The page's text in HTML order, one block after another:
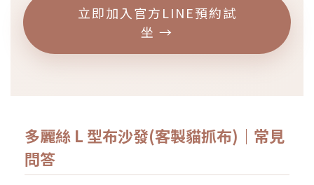
立即加入官方LINE預約試
坐 →
多麗絲 L 型布沙發(客製貓抓布)｜常見
問答